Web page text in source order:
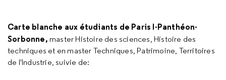
Carte blanche aux étudiants de Paris I-Panthéon-
Sorbonne, master Histoire des sciences, Histoire des
techniques et en master Techniques, Patrimoine, Territoires
de l'Industrie, suivie de: